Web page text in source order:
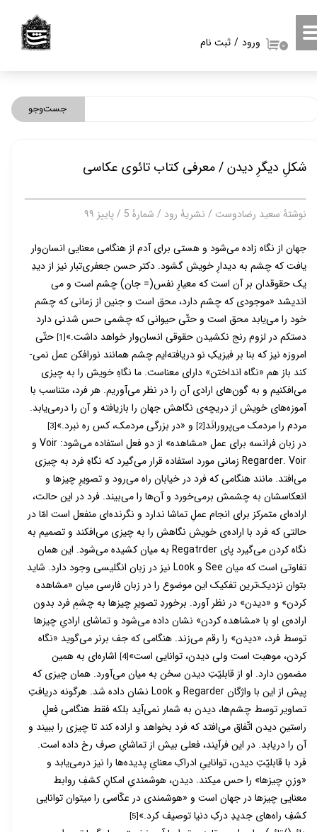
ورود / ثبت نام
حساب کاربری من
۰
شکلِ دیگرِ دیدن / معرفی کتاب تائوی عکاسی
نوشتۀ سعید رضادوست / نشریۀ رود / شمارۀ 5 / پاییز ۹۹
جهان از نگاه زاده می­‌شود و هستی برای آدم از هنگامی معنایی انسان­‌وار
یافت که چشم به دیدارِ خویش گشود. دکتر حسن جعفری­‌تبار نیز از دیدِ
یک حقوق­دان بر آن است که معیارِ نفس(= جان) چشم است و می­‌
اندیشد «موجودی که چشم دارد، محق است و جنین از زمانی که چشم
خود را می­‌یابد محق است و حتّی حیوانی که چشمی حس شدنی دارد
دست­کم در لزوم رنج نکشیدن حقوقی انسان­‌وار خواهد داشت.»[1]
حتّی
امروزه نیز که بنا بر فیزیکِ نو دریافته­‌ایم چشم همانند نورافکن عمل نمی‌­
کند باز هم «نگاه انداختن» دارای معناست. ما نگاهِ خویش را به چیزی
می‌­افکنیم و به گون‌ه­ای ارادی آن را در نظر می­‌آوریم. هر فرد، متناسب با
آموزه‌­های خویش از دریچه‌­ی نگاهش جهان را بازیافته و آن را درمی‌­یابد.
مردم را مردمک می­‌پرورانَد[2] و «در بزرگی مردمک، کس ره نبرد.»[3]
در زبان فرانسه برای عمل «مشاهده» از دو فعل استفاده می­‌شود: Voir و
Regarder. Voir زمانی مورد استفاده قرار می­‌گیرد که نگاهِ فرد به چیزی
می­‌افتد. مانند هنگامی که فرد در خیابان راه می‌­رود و تصویرِ چیزها و
انعکاس­شان به چشمش برمی‌­خورد و آن­‌ها را می­‌بیند. فرد در این حالت،
اراده­‌ای متمرکز برای انجام عملِ تماشا ندارد و نگرنده‌­ای منفعل است امّا در
حالتی که فرد با اراده‌­ی خویش نگاهش را به چیزی می­‌افکند و تصمیم به
نگاه کردن می‌­گیرد پای Regatrder به میان کشیده می­‌شود. این همان
تفاوتی است که میان See و Look نیز در زبان انگلیسی وجود دارد. شاید
بتوان نزدیک­‌ترین تفکیک این موضوع را در زبان فارسی میان «مشاهده
کردن» و «دیدن» در نظر آورد. برخوردِ تصویرِ چیزها به چشمِ فرد بدون
اراده‌­ی او با «مشاهده کردن» نشان داده می­‌شود و تماشای ارادیِ چیزها
توسط فرد، «دیدن» را رقم می­‌زند. هنگامی که جف برنر می­‌گوید «نگاه
کردن، موهبت است ولی دیدن، توانایی است»[4]
اشاره‌­ای به همین
مضمون دارد. او از قابلیّتِ دیدن سخن به میان می­‌آورد. همان چیزی که
پیش از این با واژگان Regarder و Look نشان داده شد. هرگونه دریافتِ
تصاویر توسط چشم­‌ها، دیدن به شمار نمی­‌آید بلکه فقط هنگامی فعلِ
راستینِ دیدن اتّفاق می­‌افتد که فرد بخواهد و اراده کند تا چیزی را ببیند و
آن را دریابد. در این فرآیند، فعلی بیش از تماشایِ صرف رخ داده است.
فرد با قابلیّتِ دیدن، تواناییِ ادراکِ معنایِ پدیده­‌ها را نیز درمی­‌یابد و
«وزنِ چیزها» را حس می­کند. دیدن، هوشمندیِ امکانِ کشفِ روابط
معنایی چیزها در جهان است و «هوشمندی در عکّاسی را می­توان توانایی
کشفِ راه­‌های جدیدِ درکِ دنیا توصیف کرد.»[5]
جست‌وجو